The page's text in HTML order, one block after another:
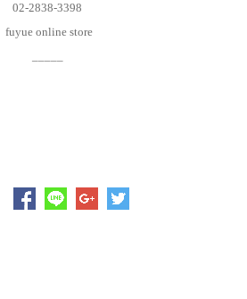
02-2838-3398
fuyue online store